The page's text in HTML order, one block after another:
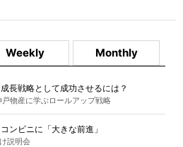
Weekly Monthly
長戦略として成功させるには？
物産に学ぶロールアップ戦略
ンビニに「大きな前進」
説明会